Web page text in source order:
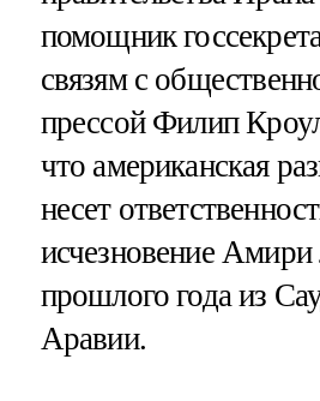
помощник
связям с
прессой Филип
что американская
несет
исчезновение Амири
прошлого года из
Аравии.